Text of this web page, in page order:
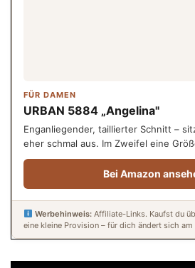
FÜR DAMEN
URBAN 5884 „Angelina"
Enganliegender, taillierter Schnitt –
eher schmal aus. Im Zweifel eine
Bei Amazon
Werbehinweis:Affiliate-Links. Kaufst du
eine kleine Provision – für dich ändert sich am